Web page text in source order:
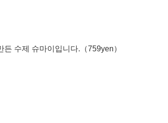
수제 슈마이입니다.（759yen）